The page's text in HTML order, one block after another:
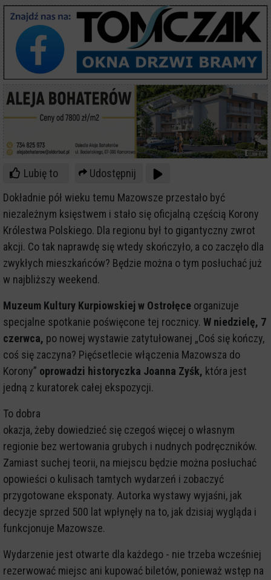
Lubię to
Udostępnij
Dokładnie pół wieku temu Mazowsze przestało być
niezależnym księstwem i stało się oficjalną częścią Korony
Królestwa Polskiego. Dla regionu był to gigantyczny zwrot
akcji. Co tak naprawdę się wtedy skończyło, a co zaczęło dla
zwykłych mieszkańców? Będzie można o tym posłuchać już
w najbliższy weekend.
Muzeum Kultury Kurpiowskiej w Ostrołęce organizuje
specjalne spotkanie poświęcone tej rocznicy. W niedzielę, 7
czerwca, po nowej wystawie zatytułowanej „Coś się kończy,
coś się zaczyna? Pięćsetlecie włączenia Mazowsza do
Korony” oprowadzi historyczka Joanna Zyśk, która jest
jedną z kuratorek całej ekspozycji.
To dobra
okazja, żeby dowiedzieć się czegoś więcej o własnym
regionie bez wertowania grubych i nudnych podręczników.
Zamiast suchej teorii, na miejscu będzie można posłuchać
opowieści o kulisach tamtych wydarzeń i zobaczyć
przygotowane eksponaty. Autorka wystawy wyjaśni, jak
decyzje sprzed 500 lat wpłynęły na to, jak dzisiaj wygląda i
funkcjonuje Mazowsze.
Wydarzenie jest otwarte dla każdego - nie trzeba wcześniej
rezerwować miejsc ani kupować biletów, ponieważ wstęp na